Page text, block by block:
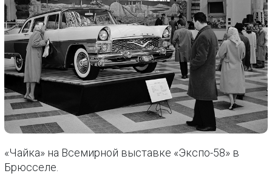
«Чайка» на Всемирной выставке «Экспо-58» в
Брюсселе.